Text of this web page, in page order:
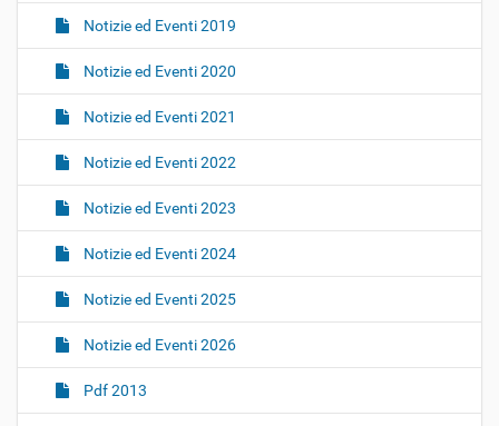
Notizie ed Eventi 2019
Notizie ed Eventi 2020
Notizie ed Eventi 2021
Notizie ed Eventi 2022
Notizie ed Eventi 2023
Notizie ed Eventi 2024
Notizie ed Eventi 2025
Notizie ed Eventi 2026
Pdf 2013